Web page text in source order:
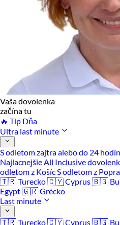
Vaša dovolenka
začína tu
🔥 Tip Dňa
Ultra last minute
S odletom zajtra alebo do 24 hodín
Najlacnejšie All Inclusive
odletom z KošícS odletom z
🇹🇷 Turecko🇨🇾 Cyprus🇧🇬
Egypt🇬🇷 Grécko
Last minute
🇹🇷 Turecko🇨🇾 Cyprus🇧🇬
Personalizácia reklám
Odmietnuť